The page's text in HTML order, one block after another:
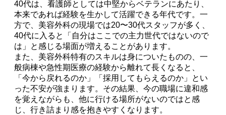
40代は、看護師としては中堅からベテランにあたり、
本来であれば経験を生かして活躍できる年代です。一
方で、美容外科の現場では20〜30代スタッフが多く、
40代に入ると「自分はここでの主力世代ではないので
は」と感じる場面が増えることがあります。
また、美容外科特有のスキルは身についたものの、一
般病棟や急性期医療の経験から離れて長くなると、
「今から戻れるのか」「採用してもらえるのか」とい
った不安が強まります。その結果、今の職場に違和感
を覚えながらも、他に行ける場所がないのではと感
じ、行き詰まり感を抱きやすくなります。